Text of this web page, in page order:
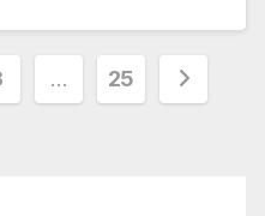
… 25